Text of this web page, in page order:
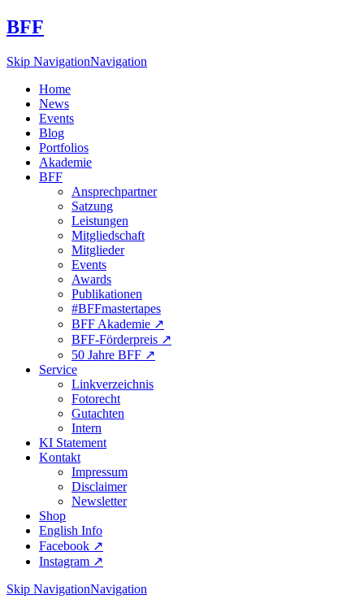
BFF
Skip NavigationNavigation
Home
News
Events
Blog
Portfolios
Akademie
BFF
Ansprechpartner
Satzung
Leistungen
Mitgliedschaft
Mitglieder
Events
Awards
Publikationen
#BFFmastertapes
BFF Akademie ↗︎
BFF-Förderpreis ↗︎
50 Jahre BFF ↗︎
Service
Linkverzeichnis
Fotorecht
Gutachten
Intern
KI Statement
Kontakt
Impressum
Disclaimer
Newsletter
Shop
English Info
Facebook ↗︎
Instagram ↗︎
Skip NavigationNavigation